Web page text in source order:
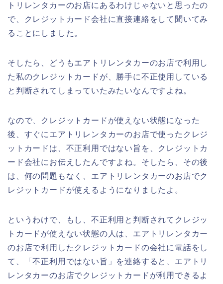
トリレンタカーのお店にあるわけじゃないと思ったの
で、クレジットカード会社に直接連絡をして聞いてみ
ることにしました。
そしたら、どうもエアトリレンタカーのお店で利用し
た私のクレジットカードが、勝手に不正使用している
と判断されてしまっていたみたいなんですよね。
なので、クレジットカードが使えない状態になった
後、すぐにエアトリレンタカーのお店で使ったクレジ
ットカードは、不正利用ではない旨を、クレジットカ
ード会社にお伝えしたんですよね。そしたら、その後
は、何の問題もなく、エアトリレンタカーのお店でク
レジットカードが使えるようになりましたよ。
というわけで、もし、不正利用と判断されてクレジッ
トカードが使えない状態の人は、エアトリレンタカー
のお店で利用したクレジットカードの会社に電話をし
て、「不正利用ではない旨」を連絡すると、エアトリ
レンタカーのお店でクレジットカードが利用できるよ